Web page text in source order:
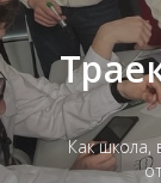
Как школа,